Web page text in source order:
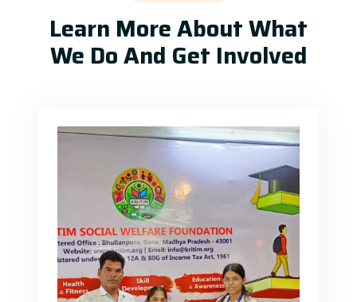
Learn More About What
We Do And Get Involved